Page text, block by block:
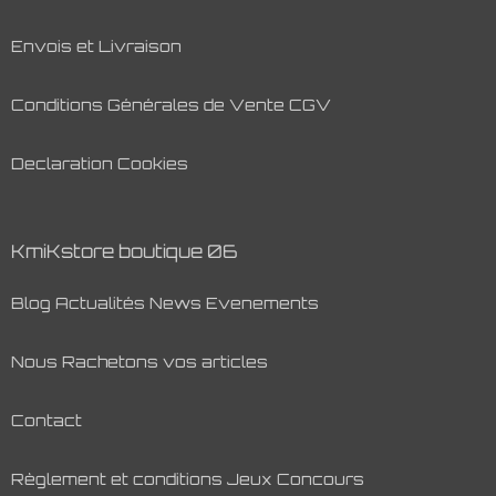
Envois et Livraison
Conditions Générales de Vente CGV
Declaration Cookies
KmiKstore boutique 06
Blog Actualités News Evenements
Nous Rachetons vos articles
Contact
Règlement et conditions Jeux Concours